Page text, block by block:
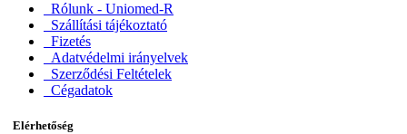
Rólunk - Uniomed-R
Szállítási tájékoztató
Fizetés
Adatvédelmi irányelvek
Szerződési Feltételek
Cégadatok
Elérhetőség